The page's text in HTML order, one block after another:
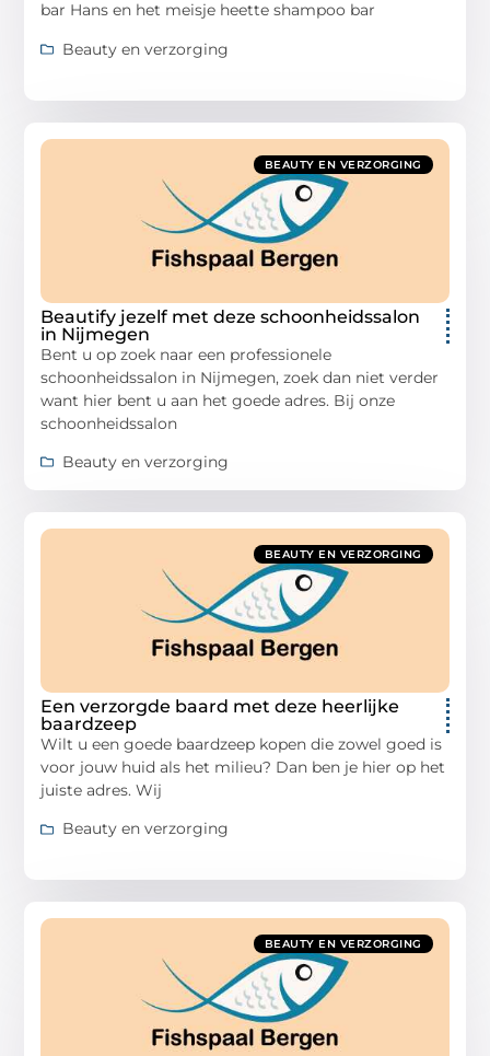
bar Hans en het meisje heette shampoo bar
Beauty en verzorging
BEAUTY EN VERZORGING
Beautify jezelf met deze schoonheidssalon
in Nijmegen
Bent u op zoek naar een professionele
schoonheidssalon in Nijmegen, zoek dan niet verder
want hier bent u aan het goede adres. Bij onze
schoonheidssalon
Beauty en verzorging
BEAUTY EN VERZORGING
Een verzorgde baard met deze heerlijke
baardzeep
Wilt u een goede baardzeep kopen die zowel goed is
voor jouw huid als het milieu? Dan ben je hier op het
juiste adres. Wij
Beauty en verzorging
BEAUTY EN VERZORGING